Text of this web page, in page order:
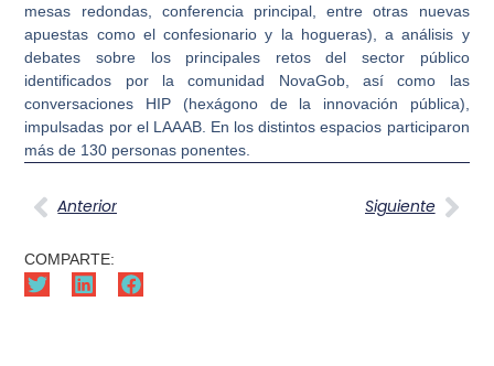
mesas redondas, conferencia principal, entre otras nuevas
apuestas como el confesionario y la hogueras), a análisis y
debates sobre los principales retos del sector público
identificados por la comunidad NovaGob, así como las
conversaciones HIP (hexágono de la innovación pública),
impulsadas por el LAAAB. En los distintos espacios participaron
más de 130 personas ponentes.
Anterior Siguiente
COMPARTE: